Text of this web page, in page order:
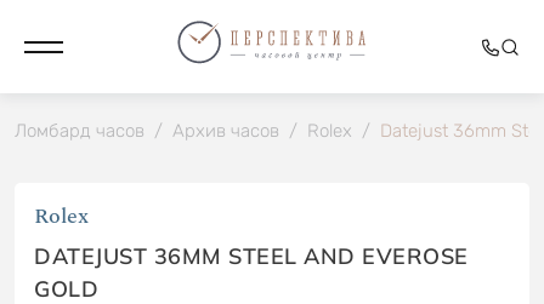
Ломбард часов / Архив часов / Rolex / Datejust 36mm
Rolex
DATEJUST 36MM STEEL AND EVEROSE
GOLD